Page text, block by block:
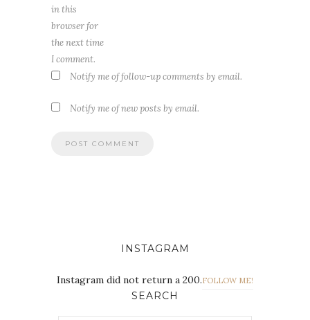
in this
browser for
the next time
I comment.
Notify me of follow-up comments by email.
Notify me of new posts by email.
INSTAGRAM
Instagram did not return a 200.FOLLOW ME!
SEARCH